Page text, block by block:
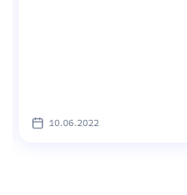
10.06.2022